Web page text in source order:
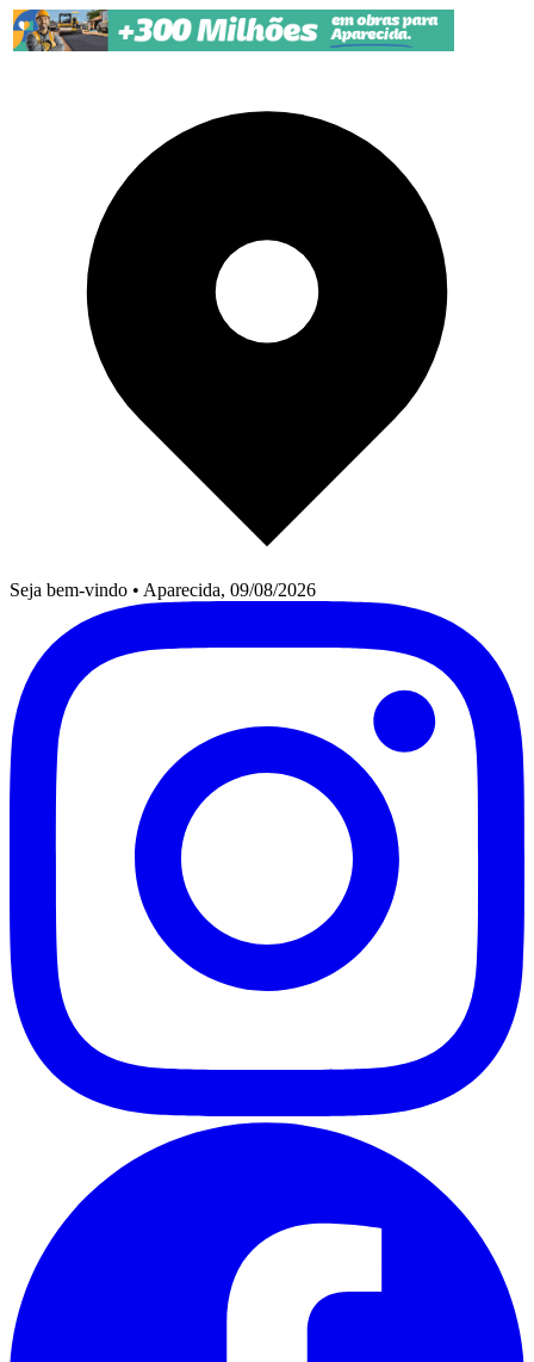
Pular para o conteúdo
Seja bem-vindo • Aparecida, 09/08/2026